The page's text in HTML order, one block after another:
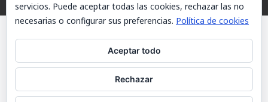
© AKETXE Consulting, S.L. - Este sitio web utiliza cookies, consulte
nuestra Política de cookies.
Política de cookies
servicios. Puede aceptar todas las cookies, rechazar las no
necesarias o configurar sus preferencias. Política de cookies
Aceptar todo
Rechazar